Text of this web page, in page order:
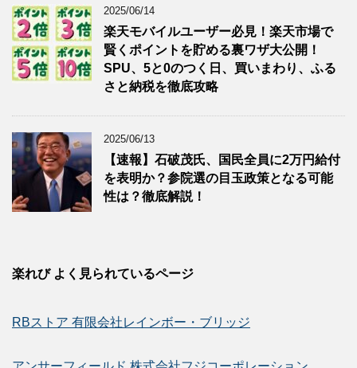
2025/06/14
楽天モバイルユーザー必見！楽天市場で
賢くポイントを貯める裏ワザ大公開！
SPU、5と0のつく日、買いまわり、ふる
さと納税を徹底攻略
2025/06/13
【速報】石破茂氏、国民全員に2万円給付
を表明か？参院選の目玉政策となる可能
性は？徹底解説！
楽れび よく見られているページ
RBストア 有限会社レインボー・ブリッジ